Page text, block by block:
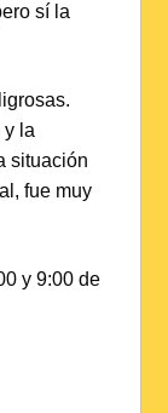
sí la
y la
situación
fue muy
y 9:00 de